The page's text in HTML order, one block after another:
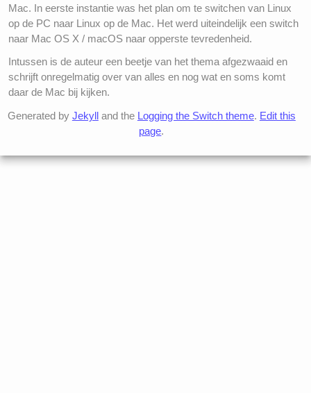
Mac. In eerste instantie was het plan om te switchen van Linux
op de PC naar Linux op de Mac. Het werd uiteindelijk een switch
naar Mac OS X / macOS naar opperste tevredenheid.
Intussen is de auteur een beetje van het thema afgezwaaid en
schrijft onregelmatig over van alles en nog wat en soms komt
daar de Mac bij kijken.
Generated by Jekylland the Logging the Switch theme. Edit this
page.